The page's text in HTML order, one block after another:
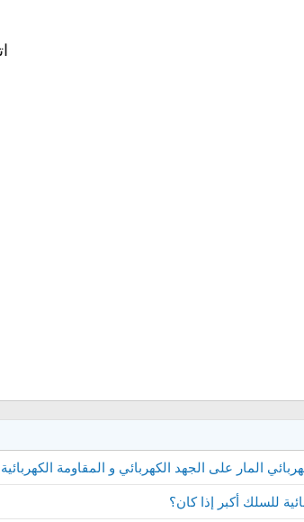
المار على الجهد الكهربائي و المقاومة
للسلك أكبر إذا كان؟